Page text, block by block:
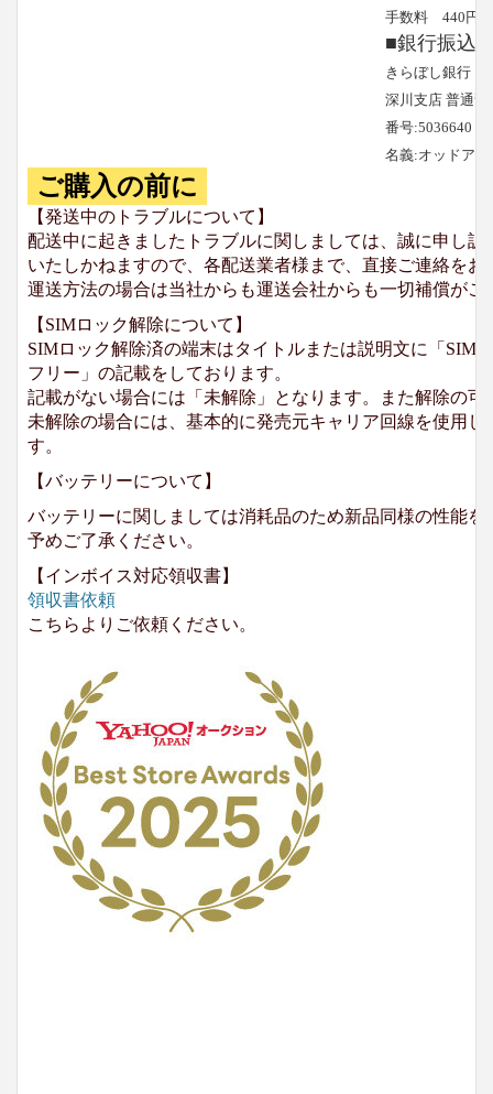
手数料 440円と
■銀行振込
きらぼし銀行
深川支店 普通預
番号:5036640
名義:オッドア
ご購入の前に
【発送中のトラブルについて】
配送中に起きましたトラブルに関しましては、誠に申し
いたしかねますので、各配送業者様まで、直接ご連絡を
運送方法の場合は当社からも運送会社からも一切補償がご
【SIMロック解除について】
SIMロック解除済の端末はタイトルまたは説明文に「SIM
フリー」の記載をしております。
記載がない場合には「未解除」となります。また解除の可
未解除の場合には、基本的に発売元キャリア回線を使用
す。
【バッテリーについて】
バッテリーに関しましては消耗品のため新品同様の性能
予めご了承ください。
【インボイス対応領収書】
領収書依頼
こちらよりご依頼ください。